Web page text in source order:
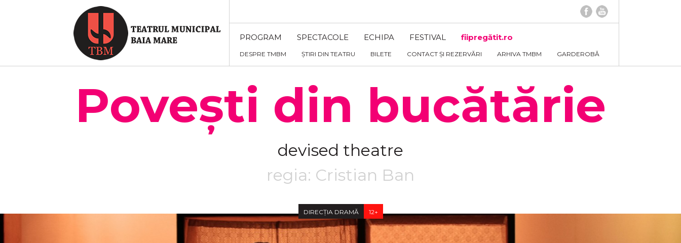
PROGRAM SPECTACOLE ECHIPA FESTIVAL fiipregătit.ro
DESPRE TMBM ȘTIRI DIN TEATRU BILETE CONTACT ȘI REZERVĂRI ARHIVA TMBM GARDEROBĂ
Povești din bucătărie
devised theatre
regia: Cristian Ban
DIRECȚIA DRAMĂ 12+